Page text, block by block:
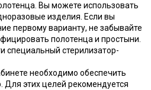
Вы можете использовать
изделия. Если вы
первому варианту, не забывайте
полотенца и простыни.
специальный стерилизатор-
необходимо обеспечить
этих целей рекомендуется